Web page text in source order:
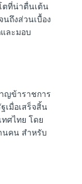
ตที่น่าตื่นเต้น
ถึงส่วนเบื้อง
ละมอบ
ญข้าราชการ
เมื่อเสร็จสิ้น
ศไทย โดย
นคน สำหรับ